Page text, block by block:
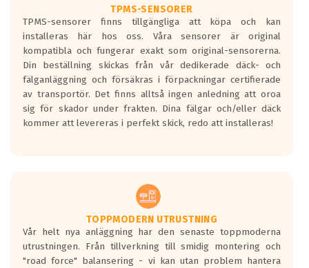
godkända för år 2016 nya regelverk.
Ett däck med en svart våg kommer vara
minst tre decibel tystare än det
regelverk som börjar gälla 2016.
TPMS-SENSORER
TPMS-sensorer finns tillgängliga att köpa och kan
installeras här hos oss. Våra sensorer är original
kompatibla och fungerar exakt som original-sensorerna.
Din beställning skickas från vår dedikerade däck- och
fälganläggning och försäkras i förpackningar certifierade
av transportör. Det finns alltså ingen anledning att oroa
sig för skador under frakten. Dina fälgar och/eller däck
kommer att levereras i perfekt skick, redo att installeras!
TOPPMODERN UTRUSTNING
Vår helt nya anläggning har den senaste toppmoderna
utrustningen. Från tillverkning till smidig montering och
"road force" balansering - vi kan utan problem hantera